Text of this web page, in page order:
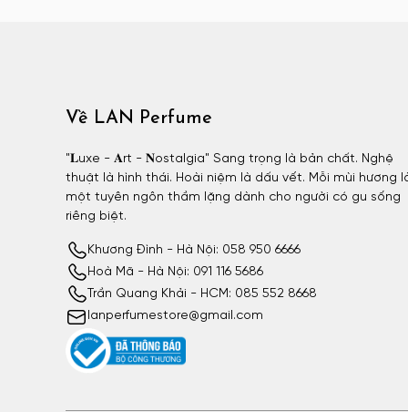
Azzaro
Azzaro nam
BDK
BDK nữ
Billie Eilish
Billie Eilish nữ
BornToStandOut
BornToStandOut nữ
Về LAN Perfume
"𝐋uxe - 𝐀rt - 𝐍ostalgia" Sang trọng là bản chất. Nghệ
thuật là hình thái. Hoài niệm là dấu vết. Mỗi mùi hương
một tuyên ngôn thầm lặng dành cho người có gu sống
riêng biệt.
Khương Đình - Hà Nội: 058 950 6666
Hoà Mã - Hà Nội: 091 116 5686
Trần Quang Khải - HCM: 085 552 8668
lanperfumestore@gmail.com